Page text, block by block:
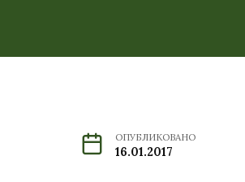
ОПУБЛИКОВАНО
16.01.2017